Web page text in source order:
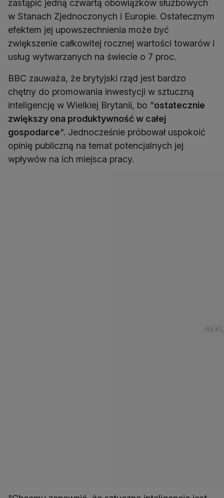
zastąpić jedną czwartą obowiązków służbowych
w Stanach Zjednoczonych i Europie. Ostatecznym
efektem jej upowszechnienia może być
zwiększenie całkowitej rocznej wartości towarów i
usług wytwarzanych na świecie o 7 proc.
BBC zauważa, że brytyjski rząd jest bardzo
chętny do promowania inwestycji w sztuczną
inteligencję w Wielkiej Brytanii, bo "ostatecznie
zwiększy ona produktywność w całej
gospodarce". Jednocześnie próbował uspokoić
opinię publiczną na temat potencjalnych jej
wpływów na ich miejsca pracy.